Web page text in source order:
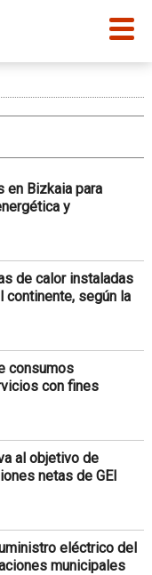
en Bizkaia para
y
de calor instaladas
continente, según la
consumos
con fines
al objetivo de
netas de GEI
eléctrico del
municipales